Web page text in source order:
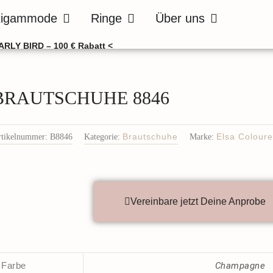
Öffne Bräutigammode
Ringe Öffne RingeÜber uns Öffne Über uns
BIRD – 100 € Rabatt <
8846
B8846 Kategorie: Brautschuhe Marke: Elsa
Vereinbare jetzt Deine Anprobe
Farbe Champagne